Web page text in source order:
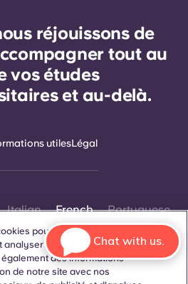
réjouissons de
tout au
vos études
et au-delà.
utilesLégal
Italian French Portuguese
pour améliorer votre
analyser les performances et le
des informations
de notre site avec nos
Chat with us.